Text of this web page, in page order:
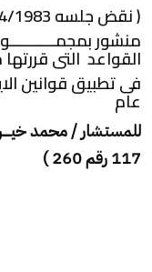
( نقض جلسه 28/4/1983 س 34 ص 1067
منشور
القواعد التى
فى تطبيق قوانين
عام
للمستشار / محمد خيــــرى ابو
117 رقم 260 )